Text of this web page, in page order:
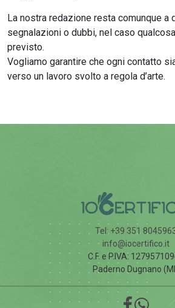
La nostra redazione resta comunque
segnalazioni o dubbi, nel caso
previsto.
Vogliamo garantire che ogni contatto
verso un lavoro svolto a regola d’arte.
Tel: +39 351
info@iocertifico.it
C.F. e P.IVA:
Paderno Dugnano